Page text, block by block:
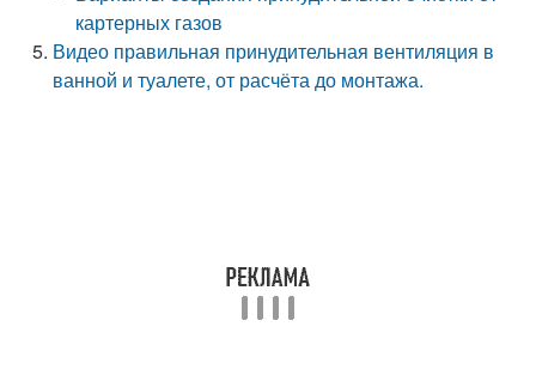
картерных газов
Видео правильная принудительная вентиляция в
ванной и туалете, от расчёта до монтажа.